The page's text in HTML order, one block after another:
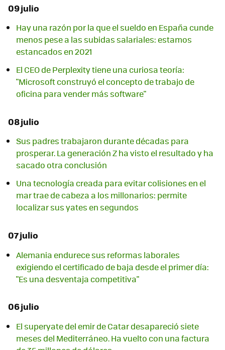
09 julio
Hay una razón por la que el sueldo en España cunde
menos pese a las subidas salariales: estamos
estancados en 2021
El CEO de Perplexity tiene una curiosa teoría:
"Microsoft construyó el concepto de trabajo de
oficina para vender más software"
08 julio
Sus padres trabajaron durante décadas para
prosperar. La generación Z ha visto el resultado y ha
sacado otra conclusión
Una tecnología creada para evitar colisiones en el
mar trae de cabeza a los millonarios: permite
localizar sus yates en segundos
07 julio
Alemania endurece sus reformas laborales
exigiendo el certificado de baja desde el primer día:
"Es una desventaja competitiva"
06 julio
El superyate del emir de Catar desapareció siete
meses del Mediterráneo. Ha vuelto con una factura